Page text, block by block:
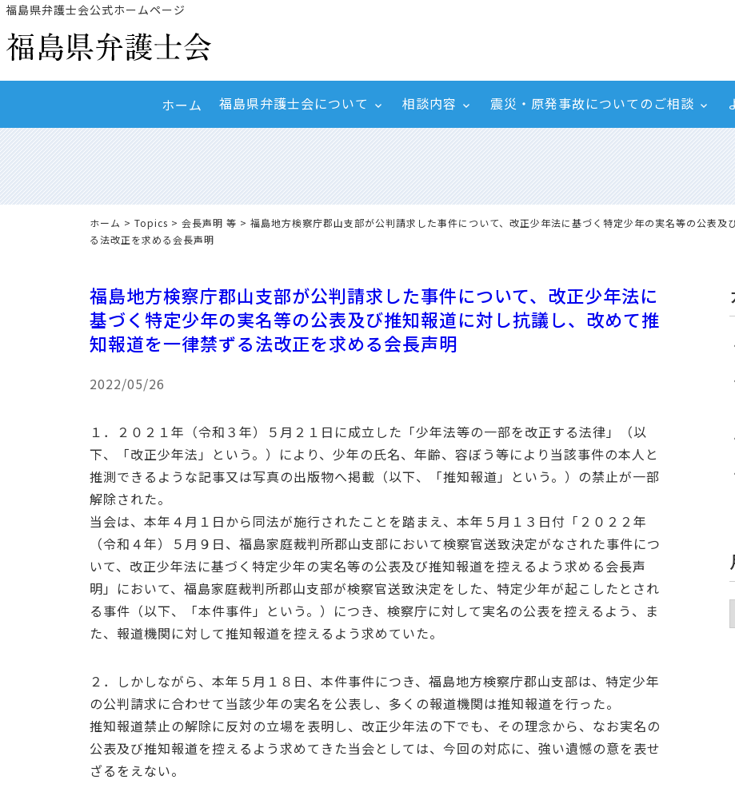
福島県弁護士会公式ホームページ
ホーム 福島県弁護士会について 相談内容 震災・原発事故についてのご相談
ホーム > Topics > 会長声明 等 > 福島地方検察庁郡山支部が公判請求した事件について、改正少年法に基づく特定少年の実名等の公表及
る法改正を求める会長声明
福島地方検察庁郡山支部が公判請求した事件について、改正少年法に
基づく特定少年の実名等の公表及び推知報道に対し抗議し、改めて推
知報道を一律禁ずる法改正を求める会長声明
2022/05/26
１．２０２１年（令和３年）５月２１日に成立した「少年法等の一部を改正する法律」（以
下、「改正少年法」という。）により、少年の氏名、年齢、容ぼう等により当該事件の本人と
推測できるような記事又は写真の出版物へ掲載（以下、「推知報道」という。）の禁止が一部
解除された。
当会は、本年４月１日から同法が施行されたことを踏まえ、本年５月１３日付「２０２２年
（令和４年）５月９日、福島家庭裁判所郡山支部において検察官送致決定がなされた事件につ
いて、改正少年法に基づく特定少年の実名等の公表及び推知報道を控えるよう求める会長声
明」において、福島家庭裁判所郡山支部が検察官送致決定をした、特定少年が起こしたとされ
る事件（以下、「本件事件」という。）につき、検察庁に対して実名の公表を控えるよう、ま
た、報道機関に対して推知報道を控えるよう求めていた。
２．しかしながら、本年５月１８日、本件事件につき、福島地方検察庁郡山支部は、特定少年
の公判請求に合わせて当該少年の実名を公表し、多くの報道機関は推知報道を行った。
推知報道禁止の解除に反対の立場を表明し、改正少年法の下でも、その理念から、なお実名の
公表及び推知報道を控えるよう求めてきた当会としては、今回の対応に、強い遺憾の意を表せ
ざるをえない。